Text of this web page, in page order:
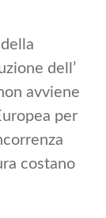
dell’
avviene
per
costano